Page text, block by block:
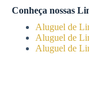
Conheça nossas
Aluguel de
Aluguel de
Aluguel de